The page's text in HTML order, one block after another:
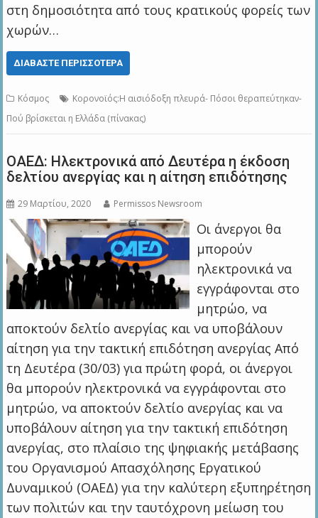
στη δημοσιότητα από τους κρατικούς φορείς των
χωρών…
ΔΙΑΒΆΣΤΕ ΠΕΡΙΣΣΌΤΕΡΑ
Κόσμος
Κορονοϊός:Η αισιόδοξη πλευρά- Πόσοι θεραπεύτηκαν-
Πού βρίσκεται η Ελλάδα (πίνακας)
ΟΑΕΔ: Ηλεκτρονικά από Δευτέρα η έκδοση
δελτίου ανεργίας και η αίτηση επιδότησης
29 Μαρτίου, 2020 Permissos Newsroom
Οι άνεργοι θα
μπορούν
ηλεκτρονικά να
εγγράφονται στο
μητρώο, να
αποκτούν δελτίο ανεργίας και να υποβάλουν
αίτηση για την τακτική επιδότηση ανεργίας Από
τη Δευτέρα (30/03) για πρώτη φορά, οι άνεργοι
θα μπορούν ηλεκτρονικά να εγγράφονται στο
μητρώο, να αποκτούν δελτίο ανεργίας και να
υποβάλουν αίτηση για την τακτική επιδότηση
ανεργίας, στο πλαίσιο της ψηφιακής μετάβασης
του Οργανισμού Απασχόλησης Εργατικού
Δυναμικού (ΟΑΕΔ) για την καλύτερη εξυπηρέτηση
των πολιτών και την ταυτόχρονη μείωση του